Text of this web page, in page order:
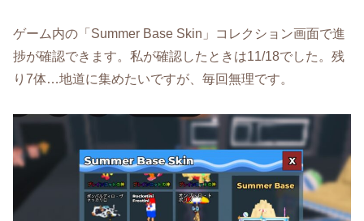
ゲーム内の「Summer Base Skin」コレクション画面で進
捗が確認できます。私が確認したときは11/18でした。残
り7体…地道に集めたいですが、毎回無理です。